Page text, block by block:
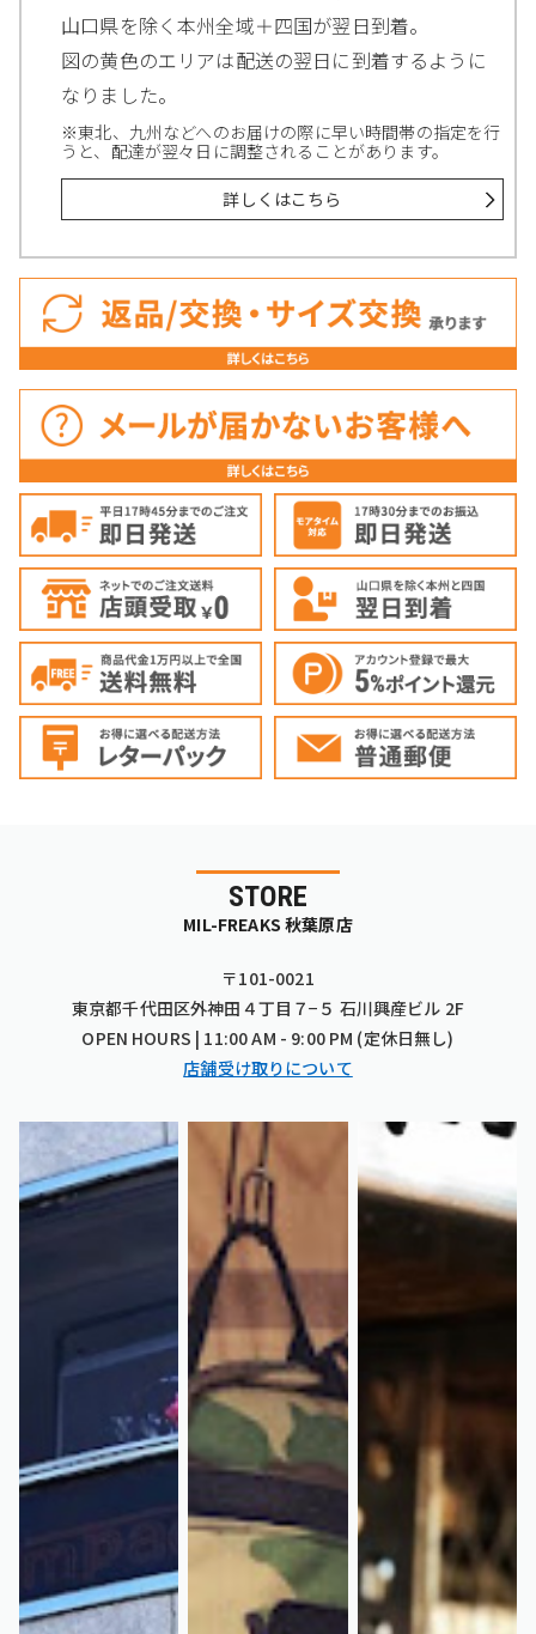
山口県を除く本州全域＋四国が翌日到着。
図の黄色のエリアは配送の翌日に到着するように
なりました。
※東北、九州などへのお届けの際に早い時間帯の指定を行
うと、配達が翌々日に調整されることがあります。
詳しくはこちら
STORE
MIL-FREAKS 秋葉原店
〒101-0021
東京都千代田区外神田４丁目７−５ 石川興産ビル 2F
OPEN HOURS | 11:00 AM - 9:00 PM (定休日無し)
店舗受け取りについて